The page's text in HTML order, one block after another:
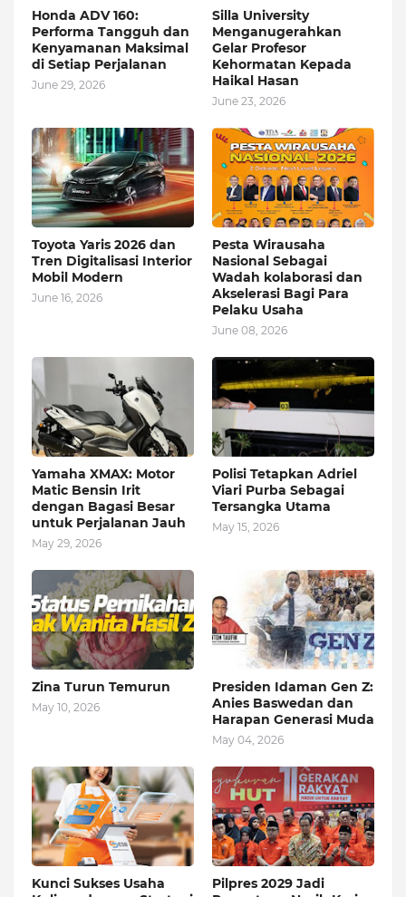
Honda ADV 160:
Performa Tangguh dan
Kenyamanan Maksimal
di Setiap Perjalanan
June 29, 2026
Silla University
Menganugerahkan
Gelar Profesor
Kehormatan Kepada
Haikal Hasan
June 23, 2026
Toyota Yaris 2026 dan
Tren Digitalisasi Interior
Mobil Modern
June 16, 2026
Pesta Wirausaha
Nasional Sebagai
Wadah kolaborasi dan
Akselerasi Bagi Para
Pelaku Usaha
June 08, 2026
Yamaha XMAX: Motor
Matic Bensin Irit
dengan Bagasi Besar
untuk Perjalanan Jauh
May 29, 2026
Polisi Tetapkan Adriel
Viari Purba Sebagai
Tersangka Utama
May 15, 2026
Zina Turun Temurun
May 10, 2026
Presiden Idaman Gen Z:
Anies Baswedan dan
Harapan Generasi Muda
May 04, 2026
Kunci Sukses Usaha
Pilpres 2029 Jadi